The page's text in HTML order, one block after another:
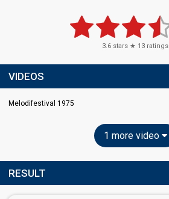
3.6 stars ★ 13 ratings
VIDEOS
Melodifestival 1975
1 more video
RESULT